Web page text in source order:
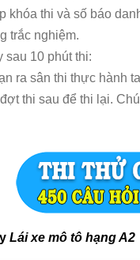
khóa thi và số báo
trắc nghiệm.
sau 10 phút thi:
ra sân thi thực hành
thi sau để thi lại.
Lái xe mô tô hạng A2